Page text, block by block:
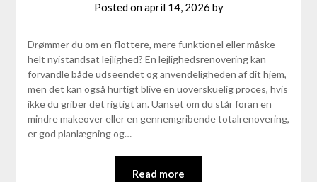
Posted onapril 14, 2026 by
Drømmer du om en flottere, mere funktionel eller måske
helt nyistandsat lejlighed? En lejlighedsrenovering kan
forvandle både udseendet og anvendeligheden af dit hjem,
men det kan også hurtigt blive en uoverskuelig proces, hvis
ikke du griber det rigtigt an. Uanset om du står foran en
mindre makeover eller en gennemgribende totalrenovering,
er god planlægning og…
Read more